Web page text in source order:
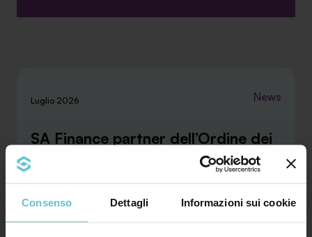
Consenso Dettagli Informazioni sui cookie
Luglio 2026 News
SA Finance partner dell’Ordine dei
Dottori Commercialisti e degli
Esperti Contabili di Brescia